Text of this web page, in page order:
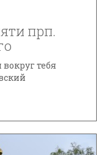
прп.
тебя